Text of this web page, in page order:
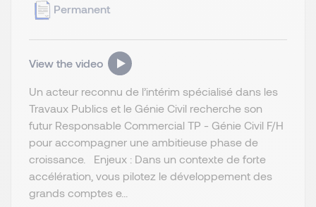
Permanent
View the video
Un acteur reconnu de l’intérim spécialisé dans les
Travaux Publics et le Génie Civil recherche son
futur Responsable Commercial TP - Génie Civil F/H
pour accompagner une ambitieuse phase de
croissance. Enjeux : Dans un contexte de forte
accélération, vous pilotez le développement des
grands comptes e...